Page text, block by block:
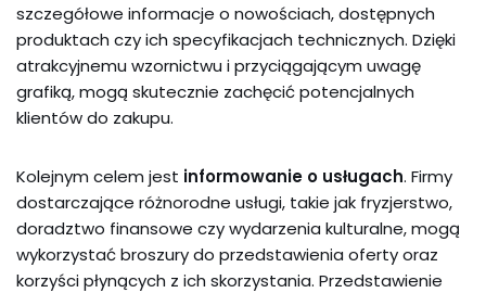
szczegółowe informacje o nowościach, dostępnych
produktach czy ich specyfikacjach technicznych. Dzięki
atrakcyjnemu wzornictwu i przyciągającym uwagę
grafiką, mogą skutecznie zachęcić potencjalnych
klientów do zakupu.
Kolejnym celem jest informowanie o usługach. Firmy
dostarczające różnorodne usługi, takie jak fryzjerstwo,
doradztwo finansowe czy wydarzenia kulturalne, mogą
wykorzystać broszury do przedstawienia oferty oraz
korzyści płynących z ich skorzystania. Przedstawienie